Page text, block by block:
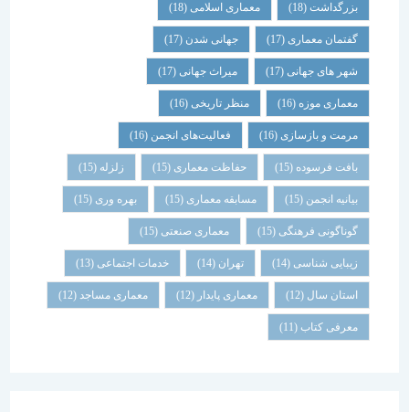
بزرگداشت (18) معماری اسلامی(18)
گفتمان معماری (17) جهانی شدن(17)
شهر های جهانی(17) میراث جهانی(17)
معماری موزه(16) منظر تاریخی (16)
مرمت و بازسازی(16) فعالیت‌های انجمن(16)
بافت فرسوده (15) حفاظت معماری (15) زلزله
بیانیه انجمن(15) مسابقه معماری (15) بهره وری(15)
گوناگونی فرهنگی (15) معماری صنعتی(15)
زیبایی شناسی (14) تهران خدمات اجتماعی (13)
استان سال(12) معماری پایدار (12) معماری مساجد(12)
معرفی کتاب(11)